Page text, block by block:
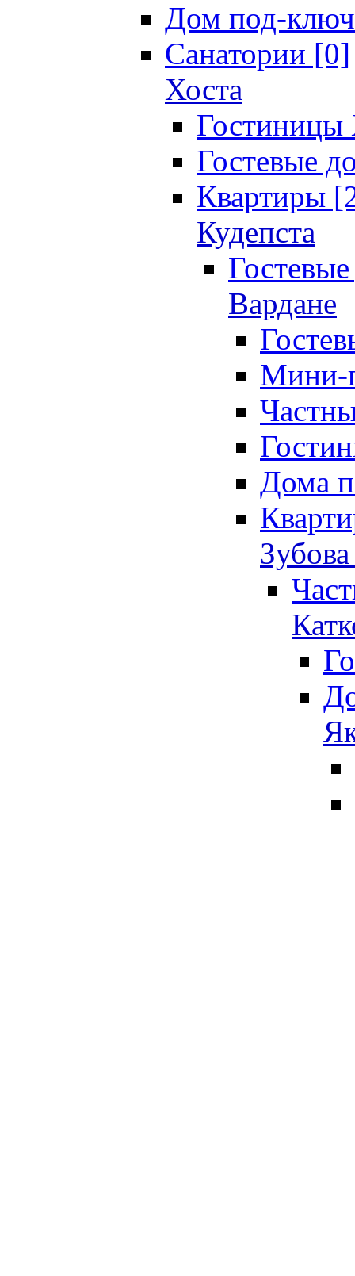
Дом под-
Санатории [0]
Хоста
Гостевые
Квартиры
Кудепста
Вардане
Мини-
Дома